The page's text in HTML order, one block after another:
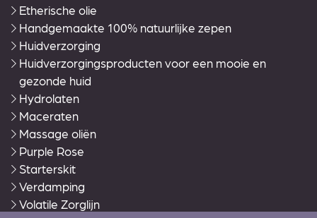
Etherische olie
Handgemaakte 100% natuurlijke zepen
Huidverzorging
Huidverzorgingsproducten voor een mooie en
gezonde huid
Hydrolaten
Maceraten
Massage oliën
Purple Rose
Starterskit
Verdamping
Volatile Zorglijn